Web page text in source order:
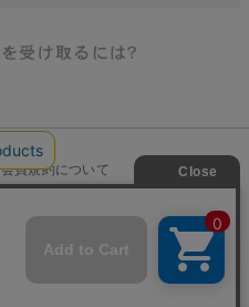
会員規約について
古物商許可申請番号一覧